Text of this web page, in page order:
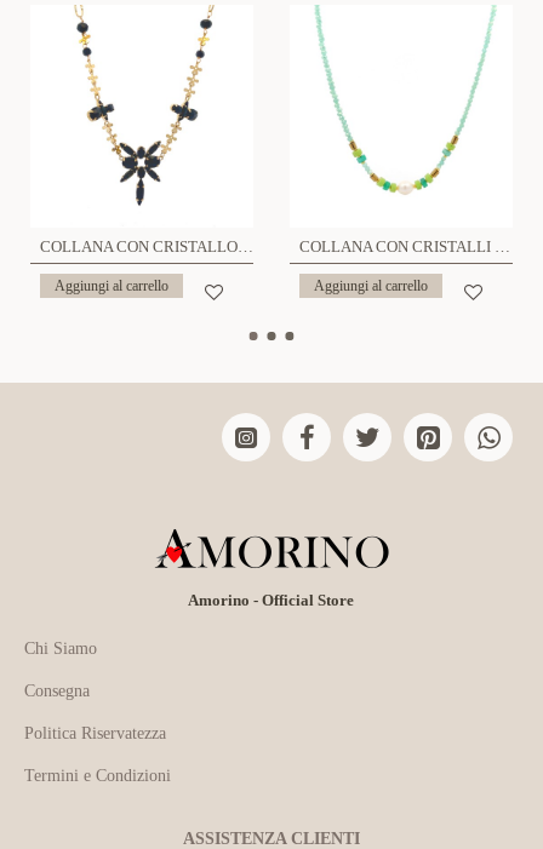
COLLANA CON CRISTALLO - NK22143D176
Aggiungi al carrello
COLLANA CON CRISTALLI E PERLA - MNK2368E961
Aggiungi al carrello
Amorino - Official Store
Chi Siamo
Consegna
Politica Riservatezza
Termini e Condizioni
ASSISTENZA CLIENTI